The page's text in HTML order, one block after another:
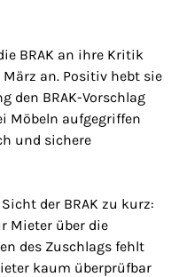
BRAK an ihre Kritik
an. Positiv hebt sie
den BRAK-Vorschlag
Möbeln aufgegriffen
und sichere
der BRAK zu kurz:
Mieter über die
des Zuschlags fehlt
kaum überprüfbar